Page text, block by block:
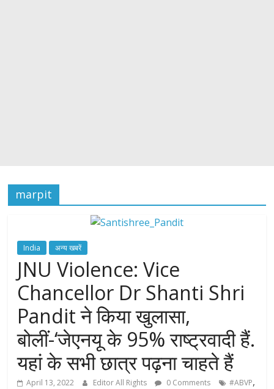
marpit
India अन्य खबरें
JNU Violence: Vice
Chancellor Dr Shanti Shri
Pandit ने किया खुलासा,
बोलीं-‘जेएनयू के 95% राष्ट्रवादी हैं.
यहां के सभी छात्र पढ़ना चाहते हैं
April 13, 2022 Editor All Rights 0 Comments #ABVP,